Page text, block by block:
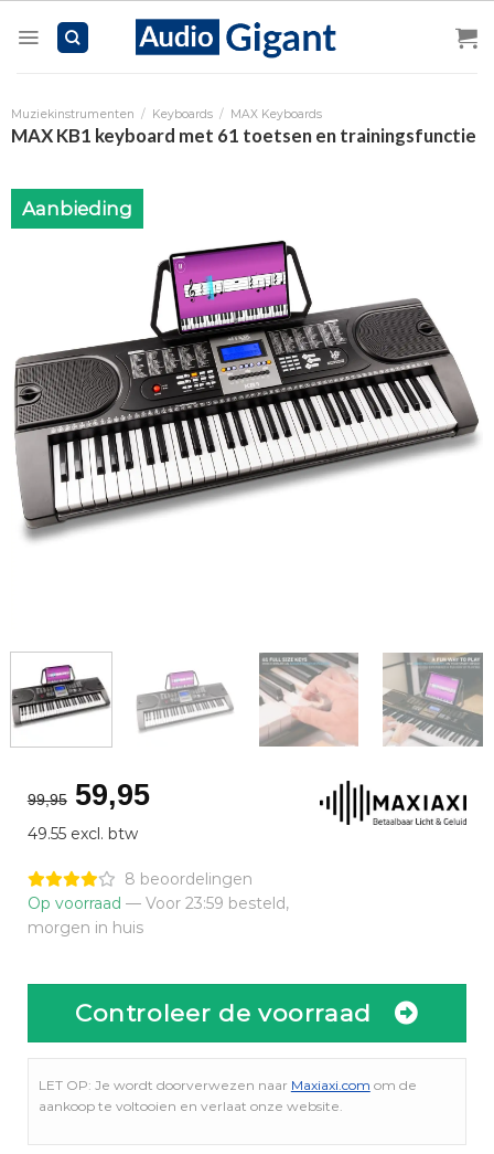
Muziekinstrumenten / Keyboards / MAX Keyboards
MAX KB1 keyboard met 61 toetsen en trainingsfunctie
Aanbieding
99,95 Oorspronkelijke
prijs
was:
€99,95.
59,95Huidige
€59,95.
49.55 excl. btw
8 beoordelingen
Op voorraad — Voor 23:59 besteld,
morgen in huis
Controleer de voorraad
LET OP: Je wordt doorverwezen naar Maxiaxi.com om de
aankoop te voltooien en verlaat onze website.